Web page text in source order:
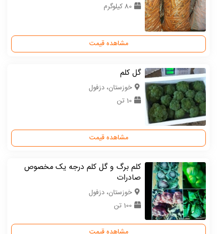
80 کیلوگرم
مشاهده قیمت
گل کلم
خوزستان، دزفول
10 تن
مشاهده قیمت
کلم برگ و گل کلم درجه یک مخصوص
صادرات
خوزستان، دزفول
100 تن